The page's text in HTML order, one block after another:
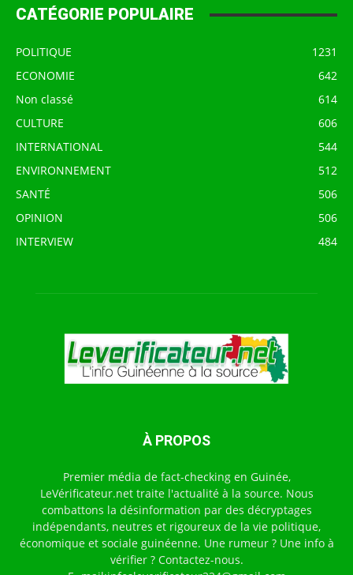
CATÉGORIE POPULAIRE
POLITIQUE
1231
ECONOMIE
642
Non classé
614
CULTURE
606
INTERNATIONAL
544
ENVIRONNEMENT
512
SANTÉ
506
OPINION
506
INTERVIEW
484
À PROPOS
Premier média de fact-checking en Guinée,
LeVérificateur.net traite l'actualité à la source. Nous
combattons la désinformation par des décryptages
indépendants, neutres et rigoureux de la vie politique,
économique et sociale guinéenne. Une rumeur ? Une info à
vérifier ? Contactez-nous.